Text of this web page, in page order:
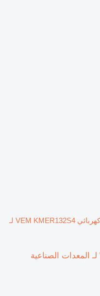
محرك كهربائي VEM KMER132S4 لـ